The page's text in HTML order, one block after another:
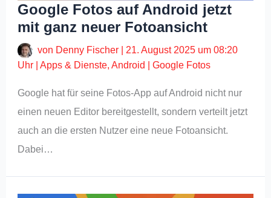
Google Fotos auf Android jetzt
mit ganz neuer Fotoansicht
von Denny Fischer
21. August 2025 um 08:20
Uhr |Apps & Dienste,Android |Google Fotos
Google hat für seine Fotos-App auf Android nicht nur
einen neuen Editor bereitgestellt, sondern verteilt jetzt
auch an die ersten Nutzer eine neue Fotoansicht.
Dabei…